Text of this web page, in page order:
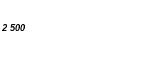
2 500